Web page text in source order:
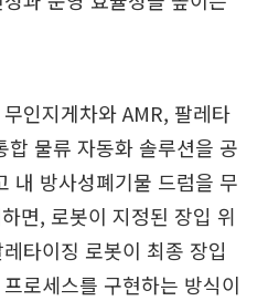
인지게차와 AMR, 팔레타
합 물류 자동화 솔루션을 공
내 방사성폐기물 드럼을 무
면, 로봇이 지정된 장입 위
타이징 로봇이 최종 장입
로세스를 구현하는 방식이